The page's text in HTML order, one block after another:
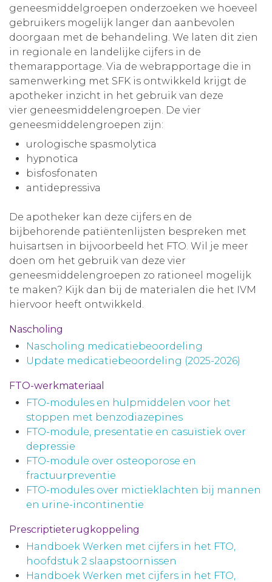
geneesmiddelgroepen onderzoeken we hoeveel
gebruikers mogelijk langer dan aanbevolen
doorgaan met de behandeling. We laten dit zien
in regionale en landelijke cijfers in de
themarapportage. Via de webrapportage die in
samenwerking met SFK is ontwikkeld krijgt de
apotheker inzicht in het gebruik van deze
vier geneesmiddelengroepen. De vier
geneesmiddelengroepen zijn:
urologische spasmolytica
hypnotica
bisfosfonaten
antidepressiva
De apotheker kan deze cijfers en de
bijbehorende patiëntenlijsten bespreken met
huisartsen in bijvoorbeeld het FTO. Wil je meer
doen om het gebruik van deze vier
geneesmiddelengroepen zo rationeel mogelijk
te maken? Kijk dan bij de materialen die het IVM
hiervoor heeft ontwikkeld.
Nascholing
Nascholing medicatiebeoordeling
Update medicatiebeoordeling (2025-2026)
FTO-werkmateriaal
FTO-modules en hulpmiddelen voor het
stoppen met benzodiazepines
FTO-module, presentatie en casuïstiek over
depressie
FTO-module over osteoporose en
fractuurpreventie
FTO-modules over mictieklachten bij mannen
en urine-incontinentie
Prescriptieterugkoppeling
Handboek Werken met cijfers in het FTO,
hoofdstuk 2 slaapstoornissen
Handboek Werken met cijfers in het FTO,